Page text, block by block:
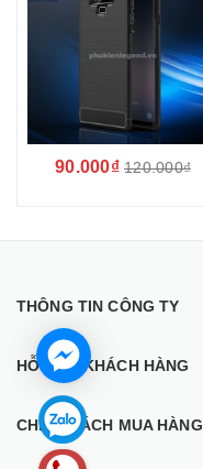
90.000₫ 120.000₫
THÔNG TIN CÔNG TY
HỖ TRỢ KHÁCH HÀNG
CHÍNH SÁCH MUA HÀNG